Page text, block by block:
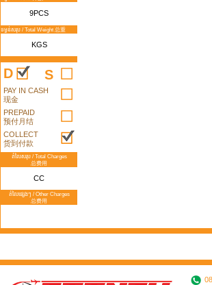
9PCS
ទម្ងន់សរុប / Total Weight 总重
KGS
D S
PAY IN CASH
现金
PREPAID
预付月结
COLLECT
货到付款
តំលៃសរុប / Total Charges
总费用
CC
តំលៃផ្សេងៗ / Other Charges
总费用